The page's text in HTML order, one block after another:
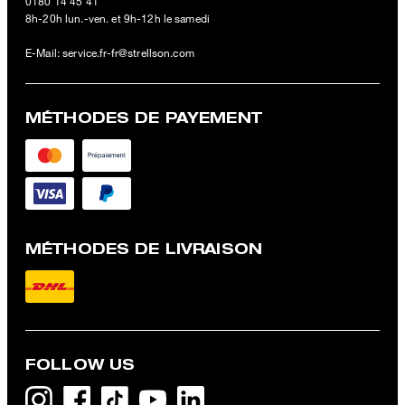
8h-20h lun.-ven. et 9h-12h le samedi
E-Mail:service.fr-fr@strellson.com
MÉTHODES DE PAYEMENT
MÉTHODES DE LIVRAISON
FOLLOW US